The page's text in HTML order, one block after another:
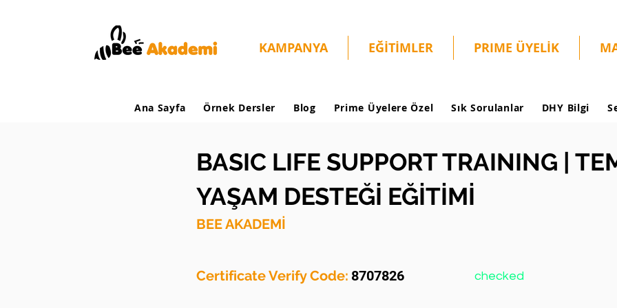
KAMPANYA EĞİTİMLER PRIME ÜYELİK
Ana Sayfa Örnek Dersler Blog Prime Üyelere Özel Sık Sorulanlar DHY Bilgi
BASIC LIFE SUPPORT TRAINING |
YAŞAM DESTEĞİ EĞİTİMİ
BEE AKADEMİ
Certificate Verify Code: 8707826 checked